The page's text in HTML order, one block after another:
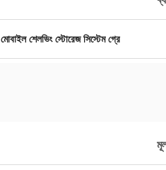
মোবাইল শেলভিং স্টোরেজ সিস্টেম গ্রে